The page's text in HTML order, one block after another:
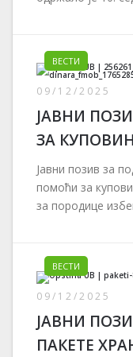
ВЕСТИ
09/12/2025
ЈАВНИ
ЗА
Јавни позив за
помоћи за
за породице
ВЕСТИ
09/12/2025
ЈАВНИ
ПАКЕТЕ